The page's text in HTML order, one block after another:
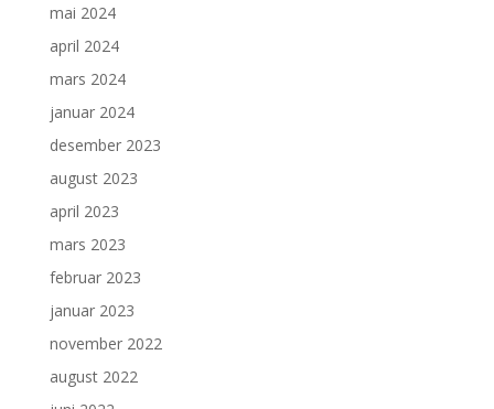
mai 2024
april 2024
mars 2024
januar 2024
desember 2023
august 2023
april 2023
mars 2023
februar 2023
januar 2023
november 2022
august 2022